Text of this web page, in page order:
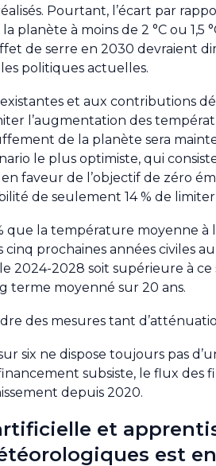
Pourtant, l’écart par
planète à moins de 2 °C ou 1,5
de serre en 2030 devraient
politiques actuelles.
et aux contributions
l’augmentation des
de la planète sera
le plus optimiste, qui
faveur de l’objectif de zéro
de seulement 14 % de
que la température moyenne à
cinq prochaines années civiles
2028 soit supérieure à ce
terme moyenné sur 20 ans.
des mesures tant
six ne dispose toujours pas
subsiste, le flux des
depuis 2020.
et
est